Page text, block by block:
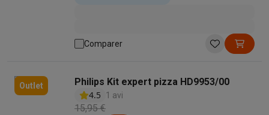
Comparer
Outlet
Philips Kit expert pizza HD9953/00
4.5
1 avi
15,95 €